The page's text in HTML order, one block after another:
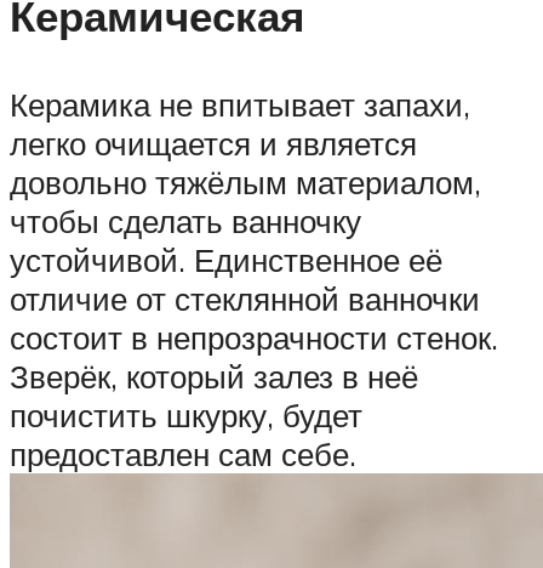
Керамическая
Керамика не впитывает запахи,
легко очищается и является
довольно тяжёлым материалом,
чтобы сделать ванночку
устойчивой. Единственное её
отличие от стеклянной ванночки
состоит в непрозрачности стенок.
Зверёк, который залез в неё
почистить шкурку, будет
предоставлен сам себе.